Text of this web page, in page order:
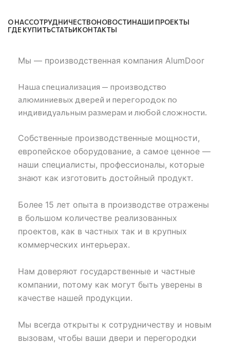
О НАССОТРУДНИЧЕСТВОНОВОСТИНАШИ ПРОЕКТЫ
ГДЕ КУПИТЬСТАТЬИКОНТАКТЫ
Мы — производственная компания AlumDoor
Наша специализация — производство
алюминиевых дверей и перегородок по
индивидуальным размерам и любой сложности.
Собственные производственные мощности,
европейское оборудование, а самое ценное —
наши специалисты, профессионалы, которые
знают как изготовить достойный продукт.
Более 15 лет опыта в производстве отражены
в большом количестве реализованных
проектов, как в частных так и в крупных
коммерческих интерьерах.
Нам доверяют государственные и частные
компании, потому как могут быть уверены в
качестве нашей продукции.
Мы всегда открыты к сотрудничеству и новым
вызовам, чтобы ваши двери и перегородки